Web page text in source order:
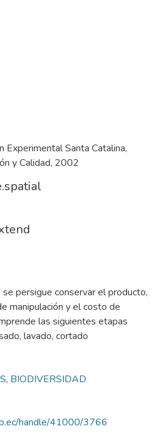
Experimental Santa Catalina,
y Calidad, 2002
persigue conservar el producto,
manipulación y el costo de
las siguientes etapas
lavado, cortado
, BIODIVERSIDAD
handle/41000/3766